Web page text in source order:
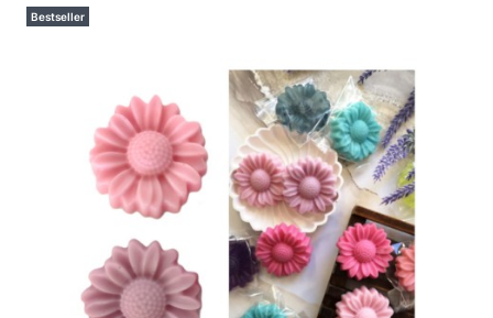
Bestseller